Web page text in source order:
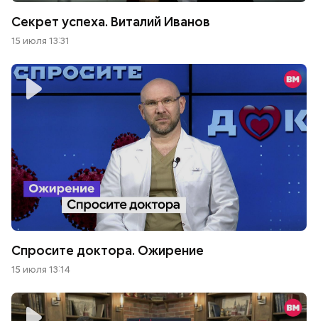
Секрет успеха. Виталий Иванов
15 июля 13:31
Спросите доктора. Ожирение
15 июля 13:14